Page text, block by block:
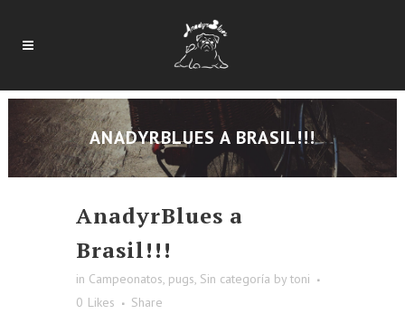
ANADYRBLUES A BRASIL!!!
AnadyrBlues a
Brasil!!!
in Campeonatos, pugs, Sin categoría by toni
0 Likes Share